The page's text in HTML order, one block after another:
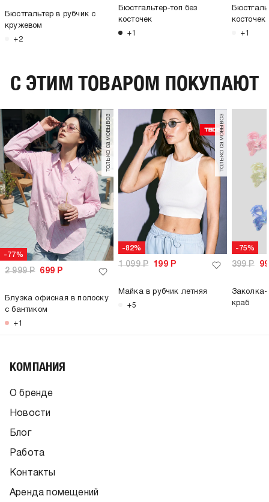
Бюстгальтер в рубчик с
кружевом
+2
Бюстгальтер-топ без
косточек
+1
косточек
+1
C ЭТИМ ТОВАРОМ ПОКУПАЮТ
-77%
только самовывоз
2 999Р 699 Р
Блузка офисная в полоску
с бантиком
+1
-82%
только самовывоз
1 099Р 199Р
Майка в рубчик летняя
+5
-75%
399Р 99
краб
КОМПАНИЯ
О бренде
Новости
Блог
Работа
Контакты
Аренда помещений